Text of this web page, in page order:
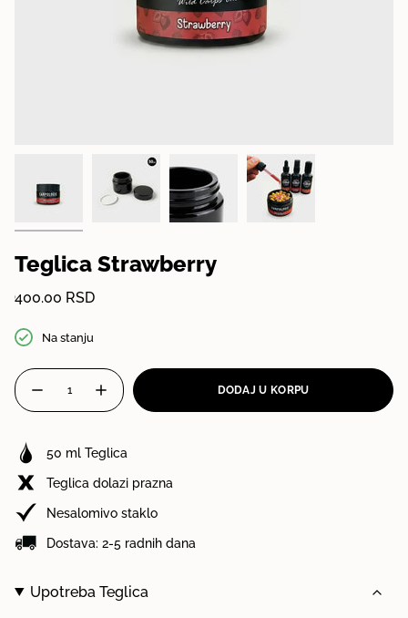
Teglica Strawberry
Cena
400.00 RSD
Na stanju
{"in_cart_html"=>"
<span
class=\"quantity-
quantity
}}
u
korpi",
"decrease"=>"Smanji
za
{{
Smanji
za
Povećaj
Teglica
DODAJ U KORPU
50 ml Teglica
Teglica dolazi prazna
Nesalomivo staklo
Dostava: 2-5 radnih dana
Upotreba Teglica